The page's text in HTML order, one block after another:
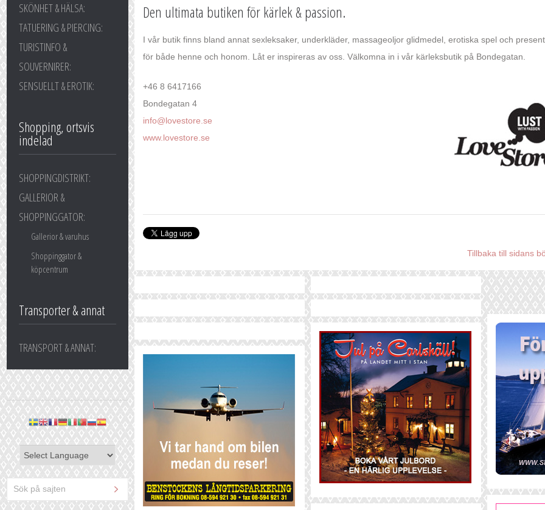
SKÖNHET & HÄLSA:
TATUERING & PIERCING:
TURISTINFO &
SOUVERNIRER:
SENSUELLT & EROTIK:
Shopping, ortsvis
indelad
SHOPPINGDISTRIKT:
GALLERIOR &
SHOPPINGGATOR:
Gallerior & varuhus
Shoppinggator &
köpcentrum
Transporter & annat
TRANSPORT & ANNAT:
Den ultimata butiken för kärlek & passion.
I vår butik finns bland annat sexleksaker, underkläder, massageoljor glidmedel, erotiska spel och
för både henne och honom. Låt er inspireras av oss. Välkomna in i vår kärleksbutik på Bondegatan.
+46 8 6417166
Bondegatan 4
info@lovestore.se
www.lovestore.se
Tillbaka till sidans